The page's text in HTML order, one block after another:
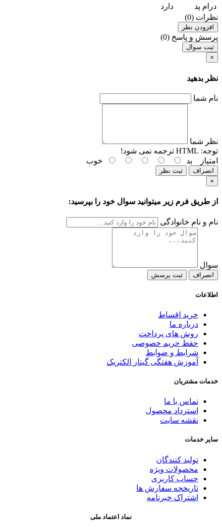
درام پد
دارد
نظرات (0)
افزودن نظر
پرسش و پاسخ (0)
ثبت سوال
×
نظر بدهید
نام شما
نظر شما
توجه:
امتیاز
بد خوب
انصراف
ثبت نظر
×
از طریق فرم زیر میتوانید سوال خود را بپرسید:
نام و نام خانوادگی
سوال
انصراف ثبت پرسش
اطلاعات
خرید اقساط
درباره ما
روش های پرداخت
حفظ حریم خصوصی
شرایط و ضوابط
آموزش هفتگی گیتار الکتریک
خدمات مشتریان
تماس با ما
استرداد محصول
نقشه سایت
سایر خدمات
تولید کنندگان
محصولات ویژه
حساب کاربری
تاریخچه سفارش ها
اشتراک خبرنامه
نماد اعتماد ملی